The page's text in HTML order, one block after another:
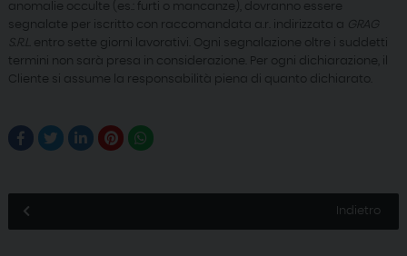
anomalie occulte (es.: furti o mancanze), dovranno essere
segnalate per iscritto con raccomandata a.r. indirizzata a
GRAG
S.R.L. entro sette giorni lavorativi. Ogni segnalazione oltre i suddetti
termini non sarà presa in considerazione. Per ogni dichiarazione, il
Cliente si assume la responsabilità piena di quanto dichiarato.
Indietro